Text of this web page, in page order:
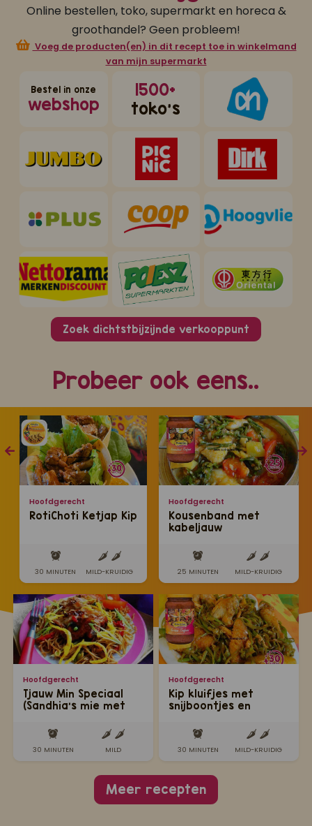
Online bestellen, toko, supermarkt en horeca &
groothandel? Geen probleem!
Voeg de producten(en) in dit recept toe in winkelmand
van mijn supermarkt
Bestel in onze
webshop
1500+
toko's
Zoek dichtstbijzijnde verkooppunt
Probeer ook eens..
Hoofdgerecht
RotiChoti Ketjap Kip
30 MINUTEN MILD-KRUIDIG
Hoofdgerecht
Tjauw Min Speciaal
(Sandhia's mie met
Creoolse kip)
30 MINUTEN MILD
Hoofdgerecht
Kousenband met
kabeljauw
25 MINUTEN MILD-KRUIDIG
Hoofdgerecht
Kip kluifjes met
snijboontjes en
30 MINUTEN MILD-KRUIDIG
Meer recepten